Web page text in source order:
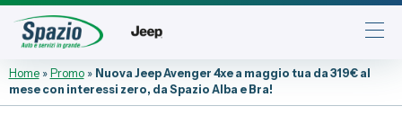
Automobili
Home» Promo» Nuova Jeep Avenger 4xe a maggio tua da 319€ al
mese con interessi zero, da Spazio Alba e Bra!